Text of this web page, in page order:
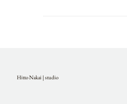
Hitto Nakai | studio